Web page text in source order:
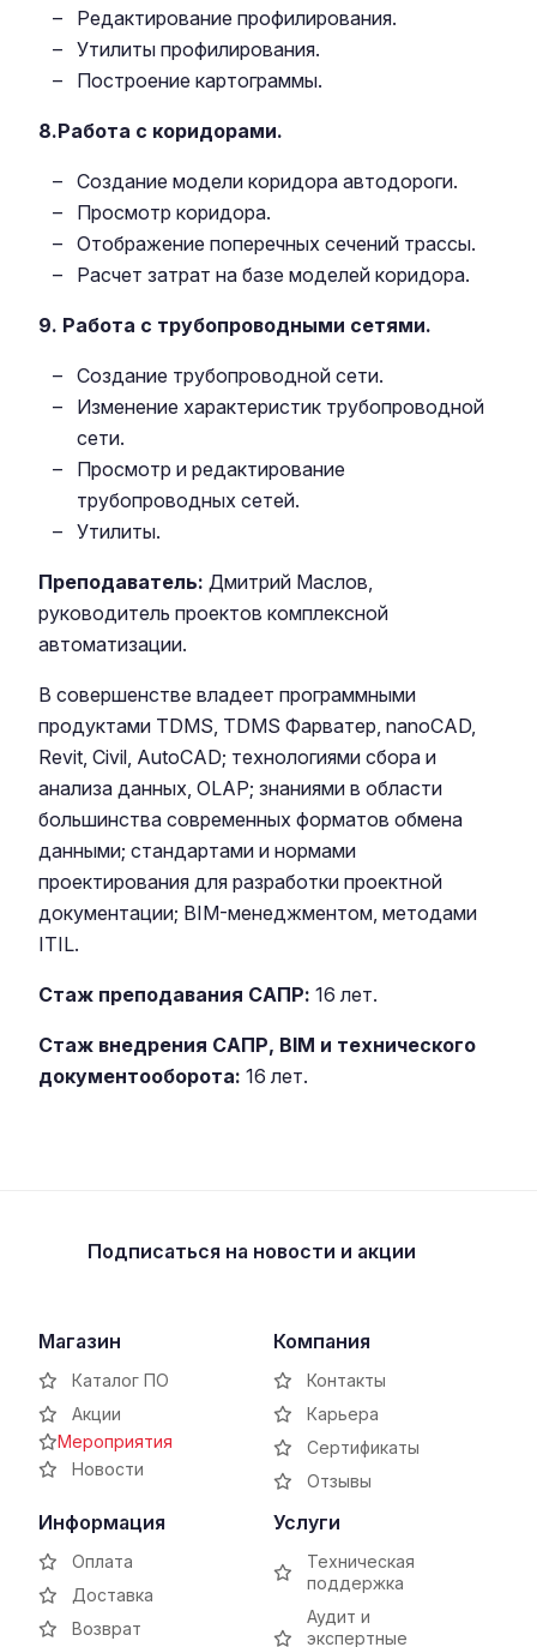
Редактирование профилирования.
Утилиты профилирования.
Построение картограммы.
8.Работа с коридорами.
Создание модели коридора автодороги.
Просмотр коридора.
Отображение поперечных сечений трассы.
Расчет затрат на базе моделей коридора.
9. Работа с трубопроводными сетями.
Создание трубопроводной сети.
Изменение характеристик трубопроводной
сети.
Просмотр и редактирование
трубопроводных сетей.
Утилиты.
Преподаватель: Дмитрий Маслов,
руководитель проектов комплексной
автоматизации.
В совершенстве владеет программными
продуктами TDMS, TDMS Фарватер, nanoCAD,
Revit, Civil, AutoCAD; технологиями сбора и
анализа данных, OLAP; знаниями в области
большинства современных форматов обмена
данными; стандартами и нормами
проектирования для разработки проектной
документации; BIM-менеджментом, методами
ITIL.
Стаж преподавания САПР: 16 лет.
Стаж внедрения САПР, BIM и технического
документооборота: 16 лет.
Подписаться на новости и акции
Магазин
Каталог ПО
Акции
Мероприятия
Новости
Компания
Контакты
Карьера
Сертификаты
Отзывы
Информация
Оплата
Доставка
Возврат
Услуги
Техническая
поддержка
Аудит и
экспертные